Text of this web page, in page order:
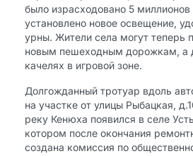
было израсходовано 5
установлено новое освещение,
урны. Жители села могут теперь
новым пешеходным дорожкам, а
качелях в игровой зоне.
Долгожданный тротуар вдоль
на участке от улицы Рыбацкая,
реку Кенюха появился в селе
котором после окончания
создана комиссия по